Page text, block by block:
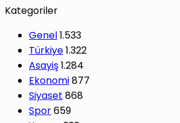
Kategoriler
Genel1.533
Türkiye1.322
Asayiş1.284
Ekonomi877
Siyaset 868
Spor659